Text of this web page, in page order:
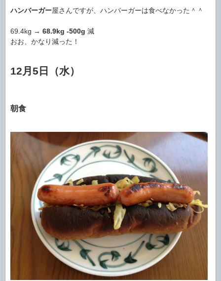
ハンバーガー屋さんですが、ハンバーガーは食べなかった＾＾
69.4kg → 68.9kg -500g 減
おお、かなり減った！
12月5日（水）
朝食